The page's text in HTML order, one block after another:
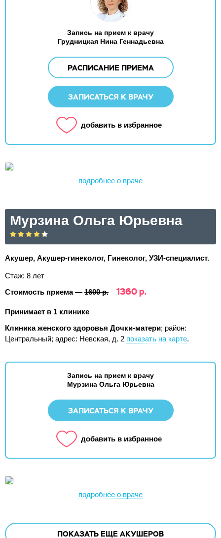
Запись на прием к врачу
Грудницкая Нина Геннадьевна
РАСПИСАНИЕ ПРИЕМА
ЗАПИСАТЬСЯ К ВРАЧУ
добавить в избранное
подробнее о враче
Мурзина Ольга Юрьевна
Акушер, Акушер-гинеколог, Гинеколог, УЗИ-специалист.
Стаж: 8 лет
Стоимость приема — 1600 р. 1360 р.
Принимает в 1 клинике
Клиника женского здоровья Дочки-матери; район:
Центральный; адрес: Невская, д. 2 показать на карте.
Запись на прием к врачу
Мурзина Ольга Юрьевна
ЗАПИСАТЬСЯ К ВРАЧУ
добавить в избранное
подробнее о враче
ПОКАЗАТЬ ЕЩЕ АКУШЕРОВ